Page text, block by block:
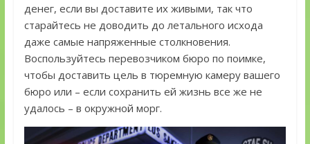
денег, если вы доставите их живыми, так что
старайтесь не доводить до летального исхода
даже самые напряженные столкновения.
Воспользуйтесь перевозчиком бюро по поимке,
чтобы доставить цель в тюремную камеру вашего
бюро или – если сохранить ей жизнь все же не
удалось – в окружной морг.